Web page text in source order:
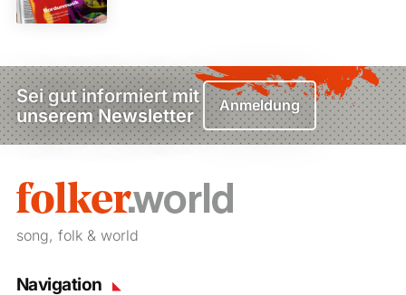
Sei gut informiert mit
unserem Newsletter
Anmeldung
song, folk & world
Navigation